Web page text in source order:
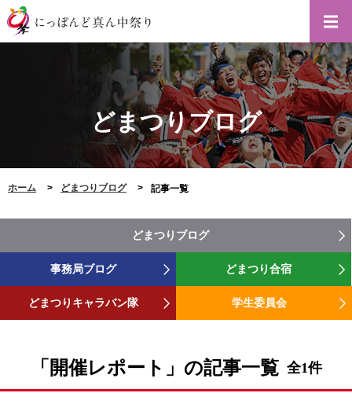
どまつりブログ
ホーム どまつりブログ 記事一覧
どまつりブログ
事務局ブログ どまつり合宿
どまつりキャラバン隊 学生委員会
「開催レポート」の記事一覧 全1件